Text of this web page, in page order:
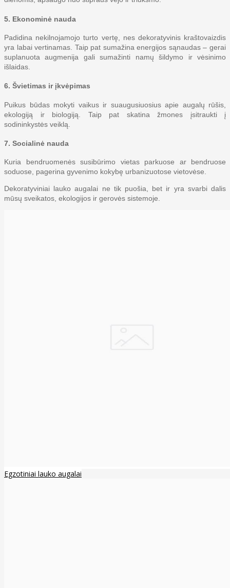
5. Ekonominė nauda
Padidina nekilnojamojo turto vertę, nes dekoratyvinis kraštovaizdis
yra labai vertinamas. Taip pat sumažina energijos sąnaudas – gerai
suplanuota augmenija gali sumažinti namų šildymo ir vėsinimo
išlaidas.
6. Švietimas ir įkvėpimas
Puikus būdas mokyti vaikus ir suaugusiuosius apie augalų rūšis,
ekologiją ir biologiją. Taip pat skatina žmones įsitraukti į
sodininkystės veiklą.
7. Socialinė nauda
Kuria bendruomenės susibūrimo vietas parkuose ar bendruose
soduose, pagerina gyvenimo kokybę urbanizuotose vietovėse.
Dekoratyviniai lauko augalai ne tik puošia, bet ir yra svarbi dalis
mūsų sveikatos, ekologijos ir gerovės sistemoje.
Egzotiniai lauko augalai